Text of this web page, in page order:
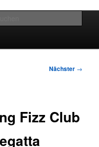
Nächster →
Fizz Club